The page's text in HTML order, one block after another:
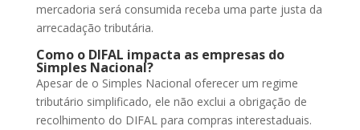
mercadoria será consumida receba uma parte justa da
arrecadação tributária.
Como o DIFAL impacta as empresas do
Simples Nacional?
Apesar de o Simples Nacional oferecer um regime
tributário simplificado, ele não exclui a obrigação de
recolhimento do DIFAL para compras interestaduais.